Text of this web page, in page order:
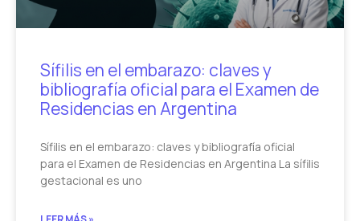
Sífilis en el embarazo: claves y
bibliografía oficial para el Examen de
Residencias en Argentina
Sífilis en el embarazo: claves y bibliografía oficial
para el Examen de Residencias en Argentina La sífilis
gestacional es uno